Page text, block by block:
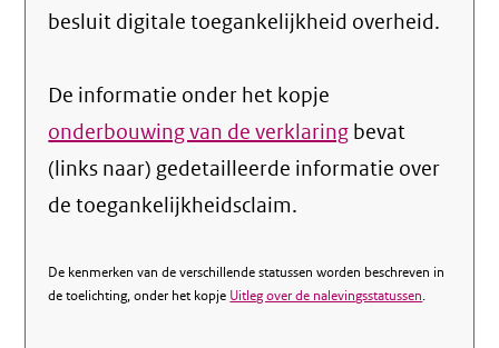
besluit digitale toegankelijkheid overheid.
De informatie onder het kopje
onderbouwing van de verklaring bevat
(links naar) gedetailleerde informatie over
de toegankelijkheidsclaim.
De kenmerken van de verschillende statussen worden beschreven in
de toelichting, onder het kopje Uitleg over de nalevingsstatussen.